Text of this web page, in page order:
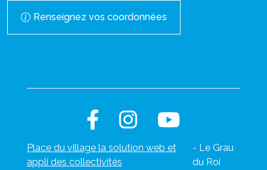
Renseignez vos coordonnées
Place du village la solution web et
appli des collectivités
- Le Grau
du Roi